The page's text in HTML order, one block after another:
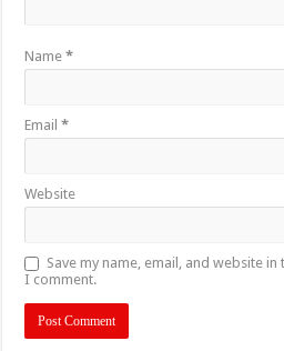
Name*
Email*
Website
Save my name, email, and website
I comment.